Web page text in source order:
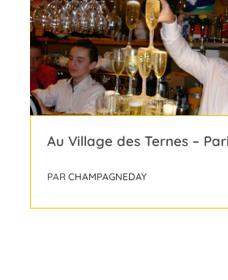
Au Village des Ternes –
PAR CHAMPAGNEDAY